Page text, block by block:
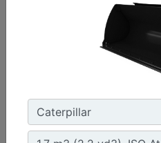
1,4 m3 (1,8 yd3), IT
Genişlik :
95.6 inç - 2429 mm